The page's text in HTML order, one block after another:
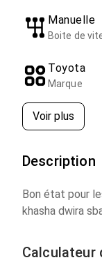
Manuelle
Boite de
Toyota
Marque
Voir plus
Description
Bon état pour les sérieux prix légèrement négociable
khasha dwira
Calculateur